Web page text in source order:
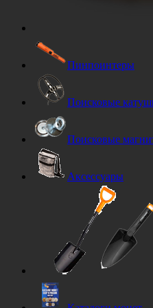
Пинпоинтеры
Поисковые
Поисковые
Аксессуары